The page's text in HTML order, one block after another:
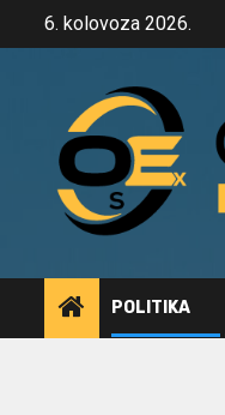
6. kolovoza 2026.
POLITIKA